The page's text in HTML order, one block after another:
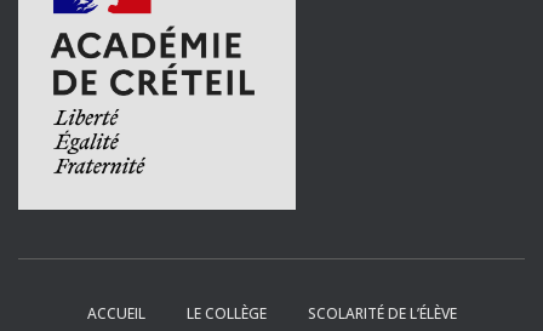
ACCUEIL LE COLLÈGE SCOLARITÉ DE L’ÉLÈVE